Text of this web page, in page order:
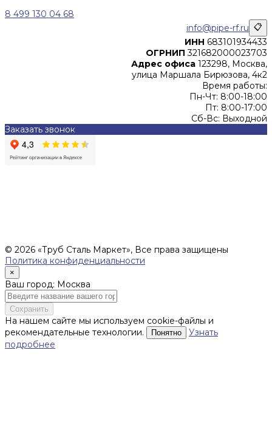
8 499 130 04 68
info@pipe-rf.ru 📋
ИНН 683101934433
ОГРНИП 321682000023703
Адрес офиса 123298, Москва,
улица Маршала Бирюзова, 4к2
Время работы:
Пн-Чт: 8:00-18:00
Пт: 8:00-17:00
Сб-Вс: Выходной
Заказать звонок
© 2026 «Труб Сталь Маркет», Все права защищены
Политика конфиденциальности
×
Ваш город: Москва
Сохранить
На нашем сайте мы используем cookie-файлы и
рекомендательные технологии.
Понятно
Узнать
подробнее